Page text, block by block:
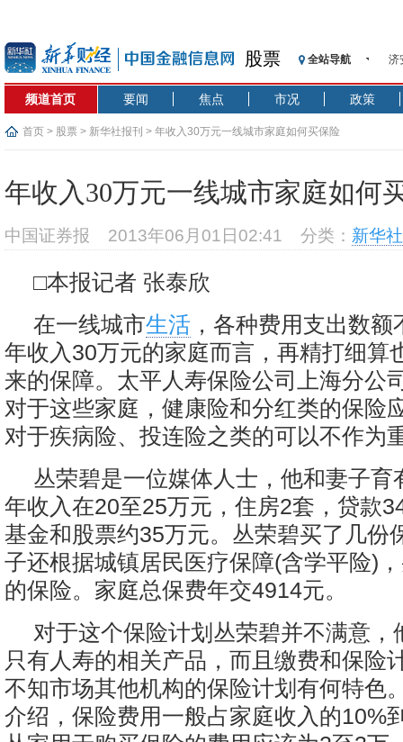
股票 全站导航
济
【
在
基
频道首页 要闻 焦点 市况 政策
首页 > 股票 > 新华社报刊 > 年收入30万元一线城市家庭如何买保险
年收入30万元一线城市家庭如何
中国证券报 2013年06月01日02:41 分类： 新华
□本报记者 张泰欣
在一线城市生活 ，各种费用支出数
年收入30万元的家庭而言，再精打细算
来的保障。太平人寿保险公司上海分公
对于这些家庭，健康险和分红类的保险
对于疾病险、投连险之类的可以不作为
丛荣碧是一位媒体人士，他和妻子育
年收入在20至25万元，住房2套，贷款
基金和股票约35万元。丛荣碧买了几份
子还根据城镇居民医疗保障(含学平险)
的保险。家庭总保费年交4914元。
对于这个保险计划丛荣碧并不满意，
只有人寿的相关产品，而且缴费和保险
不知市场其他机构的保险计划有何特色
介绍，保险费用一般占家庭收入的10%